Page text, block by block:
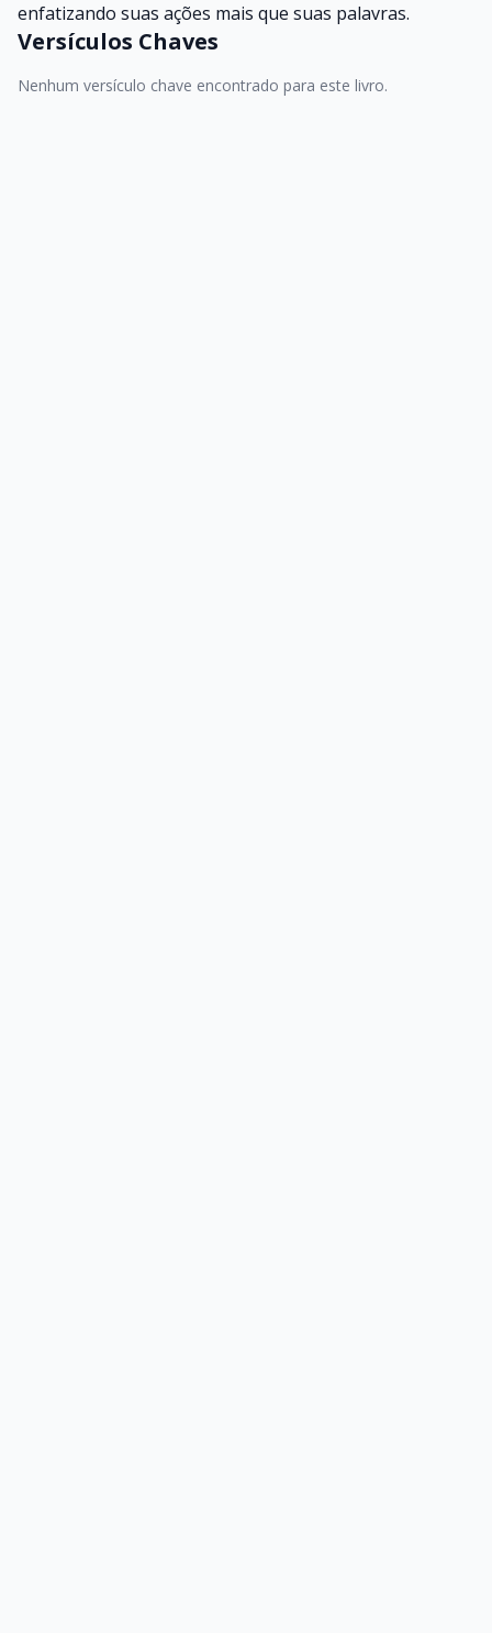
enfatizando suas ações mais que suas palavras.
Versículos Chaves
Nenhum versículo chave encontrado para este livro.